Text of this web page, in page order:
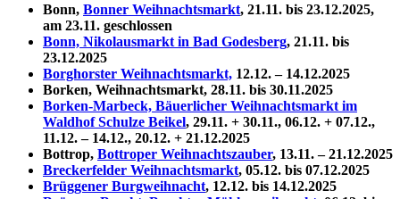
Bonn, Bonner Weihnachtsmarkt, 21.11. bis 23.12.2025,
am 23.11. geschlossen
Bonn, Nikolausmarkt in Bad Godesberg, 21.11. bis
23.12.2025
Borghorster Weihnachtsmarkt, 12.12. – 14.12.2025
Borken, Weihnachtsmarkt, 28.11. bis 30.11.2025
Borken-Marbeck, Bäuerlicher Weihnachtsmarkt im
Waldhof Schulze Beikel, 29.11. + 30.11., 06.12. + 07.12.,
11.12. – 14.12., 20.12. + 21.12.2025
Bottrop, Bottroper Weihnachtszauber, 13.11. – 21.12.2025
Breckerfelder Weihnachtsmarkt, 05.12. bis 07.12.2025
Brüggener Burgweihnacht, 12.12. bis 14.12.2025